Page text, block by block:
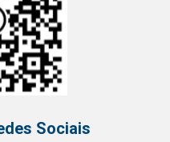
Sociais